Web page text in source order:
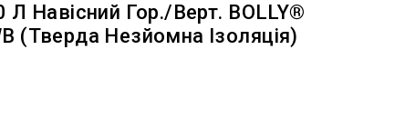
Навісний Гор./верт. BOLLY®
(тверда Незйомна Ізоляція)